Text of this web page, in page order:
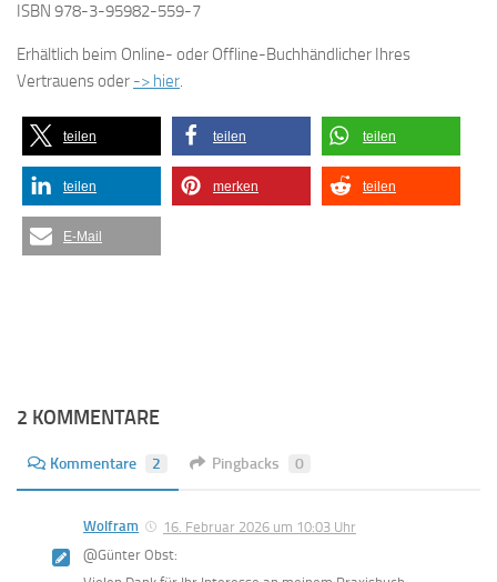
ISBN 978-3-95982-559-7
Erhältlich beim Online- oder Offline-Buchhändlicher Ihres
Vertrauens oder -> hier.
teilen teilen teilen
teilen merken teilen
E-Mail
2 KOMMENTARE
Kommentare 2 Pingbacks 0
Wolfram
16. Februar 2026 um 10:03 Uhr
@Günter Obst: